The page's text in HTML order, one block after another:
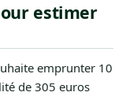
estimer
emprunter 10
de 305 euros